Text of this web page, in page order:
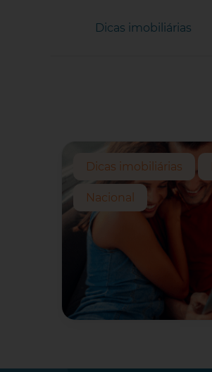
Dicas imobiliárias
Dicas imobiliárias
Nacional